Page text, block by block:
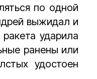
по одной
выжидал и
ударила
ранены или
удостоен